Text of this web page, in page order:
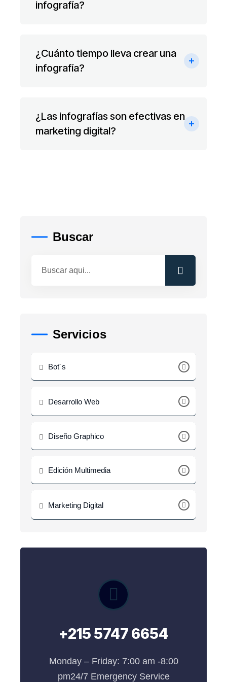
infografía?
¿Cuánto tiempo lleva crear una
infografía?
¿Las infografías son efectivas en
marketing digital?
Buscar
Servicios
Bot´s
Desarrollo Web
Diseño Graphico
Edición Multimedia
Marketing Digital
+215 5747 6654
Monday – Friday: 7:00 am -8:00
pm24/7 Emergency Service